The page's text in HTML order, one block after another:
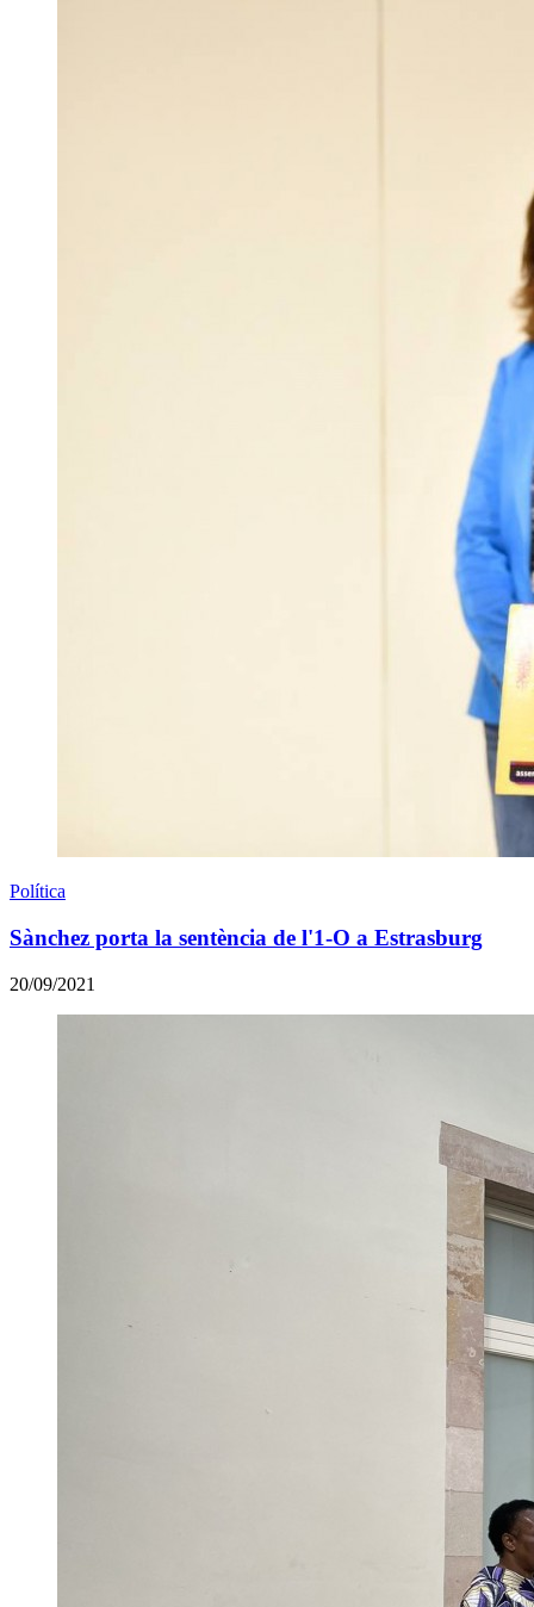
Política
Sànchez porta la sentència de l'1-O a Estrasburg
20/09/2021